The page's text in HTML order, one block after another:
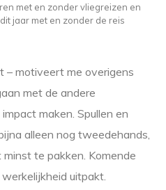
met en zonder vliegreizen en
jaar met en zonder de reis
– motiveert me overigens
met de andere
maken. Spullen en
alleen nog tweedehands,
te pakken. Komende
uitpakt.